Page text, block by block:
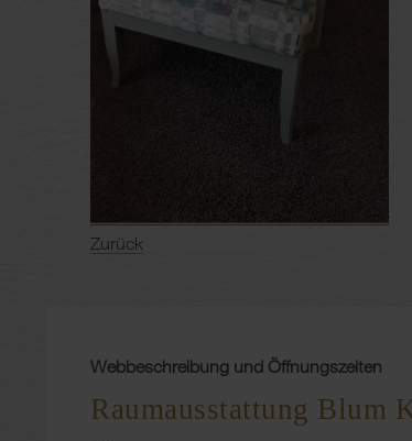
Zurück
Webbeschreibung und Öffnungszeiten
Raumausstattung Blum